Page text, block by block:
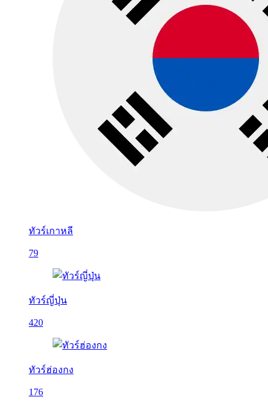
ทัวร์เกาหลี
79
ทัวร์ญี่ปุ่น
420
ทัวร์ฮ่องกง
176